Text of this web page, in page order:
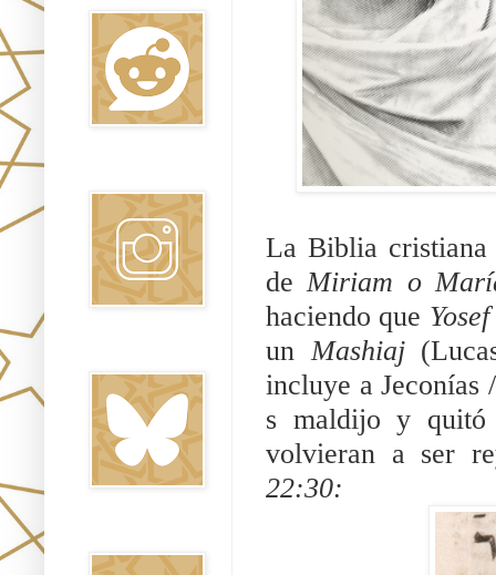
La Biblia
de Miriam o
haciendo que
un Mashiaj
s maldijo y quitó
volvieran a ser
22:30: